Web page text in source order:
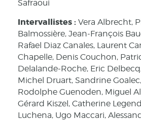
Safraoui
Intervallistes : Vera Albrecht,
Balmossière, Jean-François
Rafael Diaz Canales, Laurent
Chapelle, Denis Couchon,
Delalande-Roche, Eric
Michel Druart, Sandrine
Rodolphe Guenoden, Miguel
Gérard Kiszel, Catherine
Luchena, Ugo Maccari,